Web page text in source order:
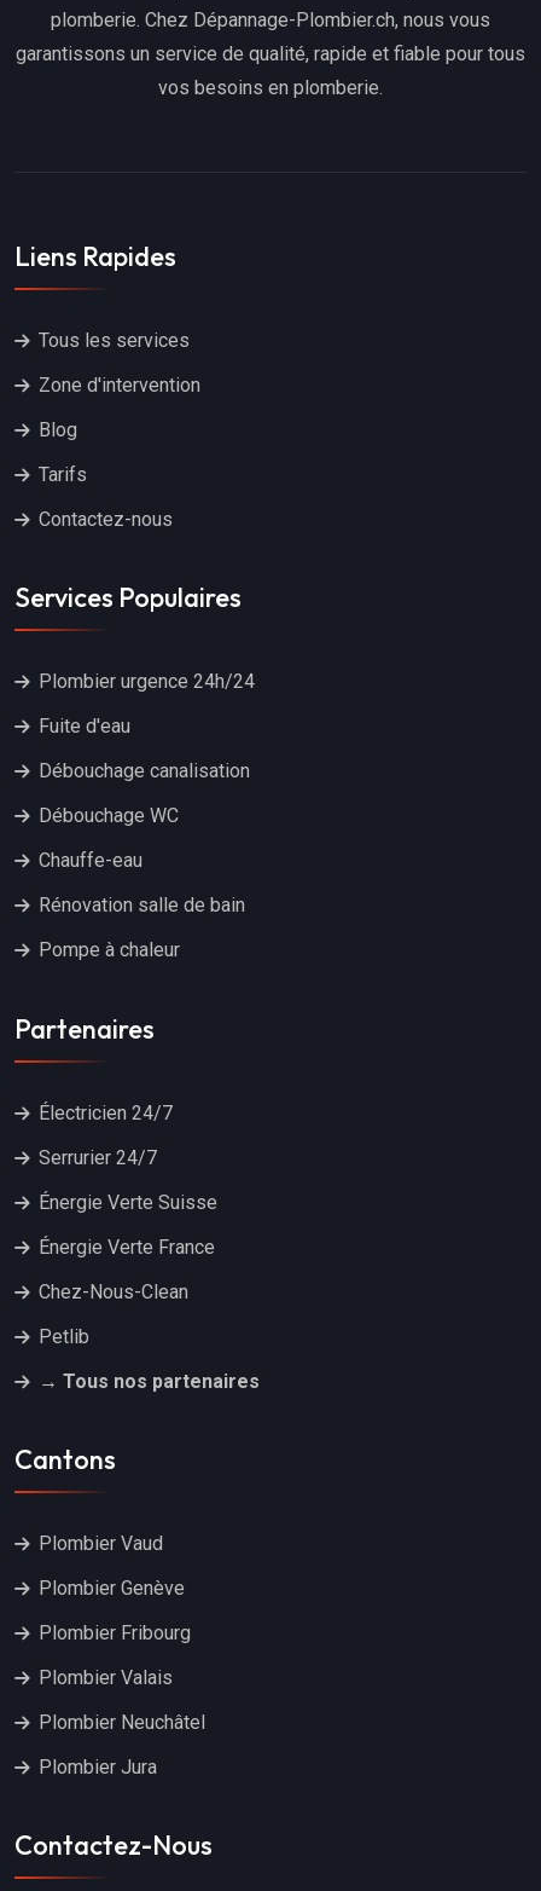
plomberie. Chez Dépannage-Plombier.ch, nous vous
garantissons un service de qualité, rapide et fiable pour tous
vos besoins en plomberie.
Liens Rapides
Tous les services
Zone d'intervention
Blog
Tarifs
Contactez-nous
Services Populaires
Plombier urgence 24h/24
Fuite d'eau
Débouchage canalisation
Débouchage WC
Chauffe-eau
Rénovation salle de bain
Pompe à chaleur
Partenaires
Électricien 24/7
Serrurier 24/7
Énergie Verte Suisse
Énergie Verte France
Chez-Nous-Clean
Petlib
→ Tous nos partenaires
Cantons
Plombier Vaud
Plombier Genève
Plombier Fribourg
Plombier Valais
Plombier Neuchâtel
Plombier Jura
Contactez-Nous